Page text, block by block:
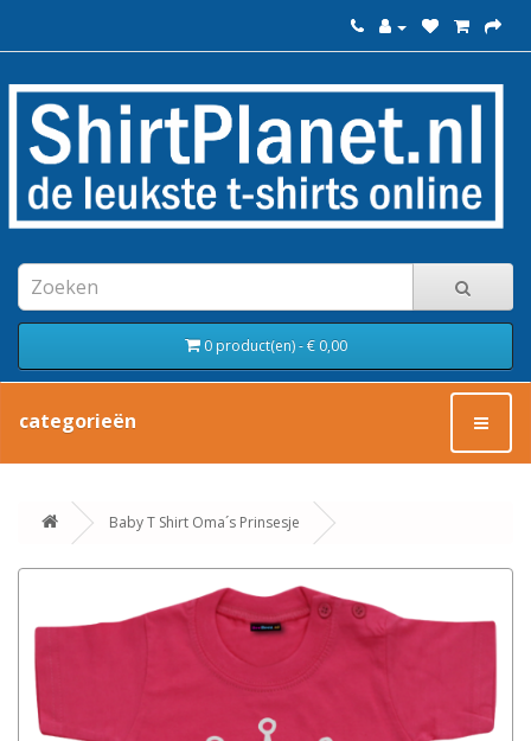
0 product(en) - € 0,00
categorieën
Baby T Shirt Oma´s Prinsesje